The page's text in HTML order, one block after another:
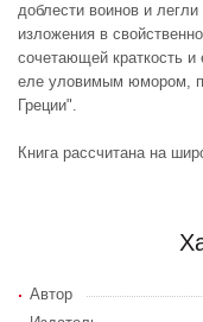
доблести воинов и
изложения в
сочетающей краткость и
еле уловимым юмором,
Греции".
Книга рассчитана на
Автор